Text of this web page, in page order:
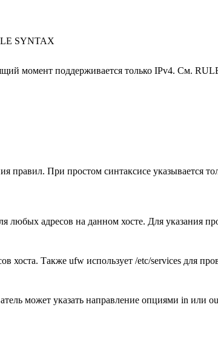
SYNTAX
момент поддерживается только IPv4. См.
правил. При простом синтаксисе указывается
любых адресов на данном хосте. Для указания
хоста. Также ufw использует /etc/services для
может указать направление опциями in или